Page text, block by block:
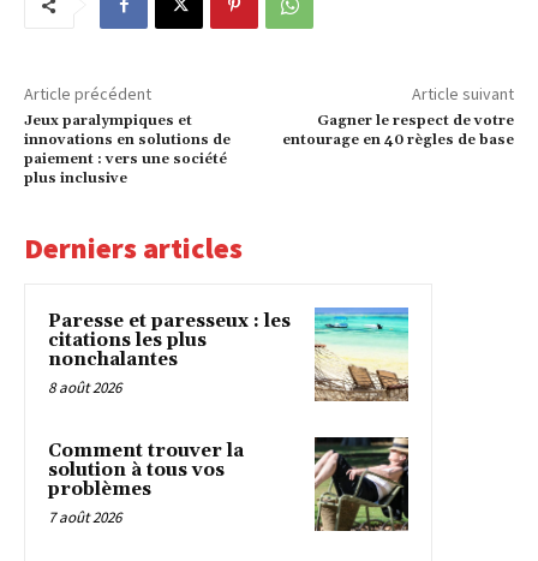
Article précédent
Jeux paralympiques et
innovations en solutions de
paiement : vers une société
plus inclusive
Article suivant
Gagner le respect de votre
entourage en 40 règles de base
Derniers articles
Paresse et paresseux : les
citations les plus
nonchalantes
8 août 2026
Comment trouver la
solution à tous vos
problèmes
7 août 2026